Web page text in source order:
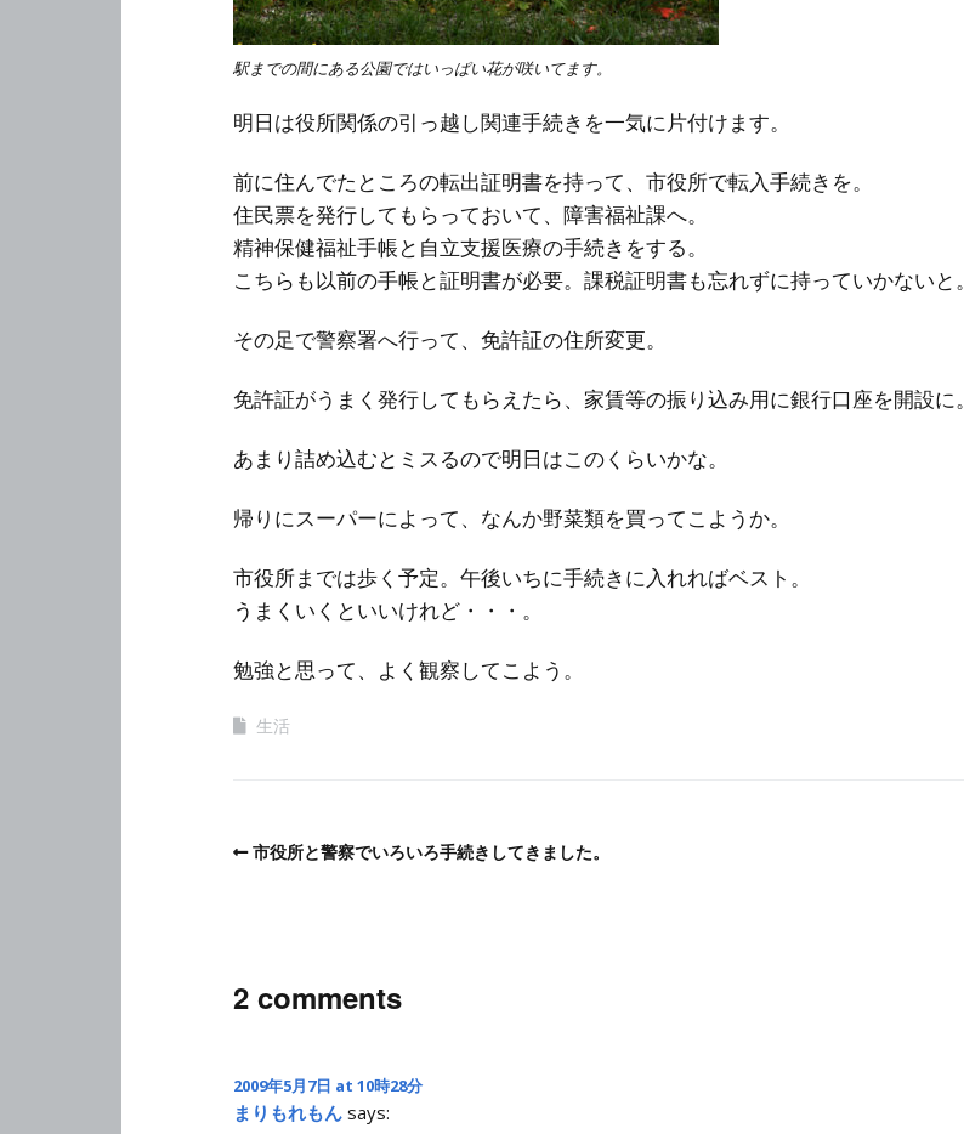
駅までの間にある公園ではいっぱい花が咲いてます。
明日は役所関係の引っ越し関連手続きを一気に片付けます。
前に住んでたところの転出証明書を持って、市役所で転入手続きを。
住民票を発行してもらっておいて、障害福祉課へ。
精神保健福祉手帳と自立支援医療の手続きをする。
こちらも以前の手帳と証明書が必要。課税証明書も忘れずに持っていかないと。
その足で警察署へ行って、免許証の住所変更。
免許証がうまく発行してもらえたら、家賃等の振り込み用に銀行口座を開設に。
あまり詰め込むとミスるので明日はこのくらいかな。
帰りにスーパーによって、なんか野菜類を買ってこようか。
市役所までは歩く予定。午後いちに手続きに入れればベスト。
うまくいくといいけれど・・・。
勉強と思って、よく観察してこよう。
生活
市役所と警察でいろいろ手続きしてきました。
2 comments
2009年5月7日 at 10時28分
まりもれもん says: